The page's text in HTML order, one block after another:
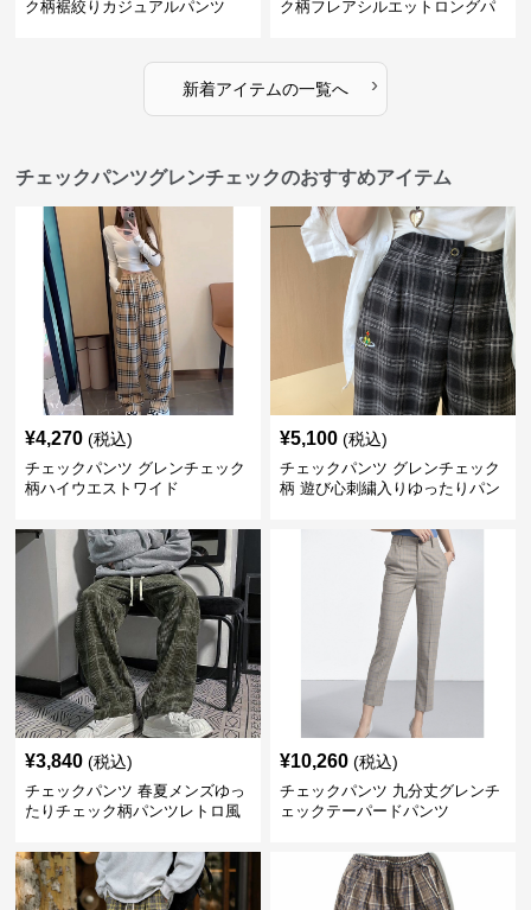
ク柄裾絞りカジュアルパンツ
ク柄フレアシルエットロングパ
新着アイテムの一覧へ ›
チェックパンツグレンチェックのおすすめアイテム
¥4,270 (税込)
チェックパンツ グレンチェック
柄ハイウエストワイド
¥5,100 (税込)
チェックパンツ グレンチェック
柄 遊び心刺繍入りゆったりパン
¥3,840 (税込)
チェックパンツ 春夏メンズゆっ
たりチェック柄パンツレトロ風
¥10,260 (税込)
チェックパンツ 九分丈グレンチ
ェックテーパードパンツ